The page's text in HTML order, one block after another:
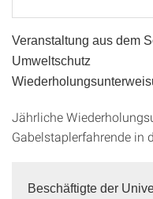
Veranstaltung aus dem
Umweltschutz
Jährliche
Gabelstaplerfahrende in
Beschäftigte der